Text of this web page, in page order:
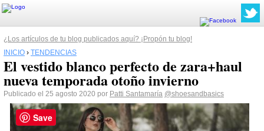
¿Los artículos de tu blog publicados aquí? ¡Propón tu blog!
INICIO › TENDENCIAS
El vestido blanco perfecto de zara+haul
nueva temporada otoño invierno
Publicado el 25 agosto 2020 por Patti Santamaría @shoesandbasics
Save